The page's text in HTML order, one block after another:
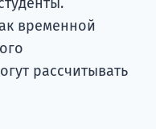
временной
рассчитывать